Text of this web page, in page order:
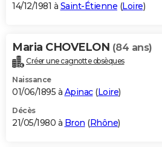
14/12/1981 à Saint-Étienne (Loire)
Maria CHOVELON (84 ans)
Créer une cagnotte obsèques
Naissance
01/06/1895 à Apinac(Loire)
Décès
21/05/1980 à Bron (Rhône)